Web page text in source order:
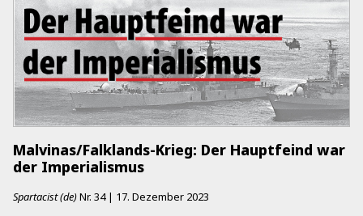
Malvinas/Falklands-Krieg: Der Hauptfeind war
der Imperialismus
Spartacist (de)Nr. 34 | 17. Dezember 2023